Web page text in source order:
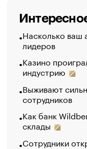
Насколько ваш
лидеров
Казино
индустрию
Выживают
сотрудников
Как банк
склады
Сотрудники